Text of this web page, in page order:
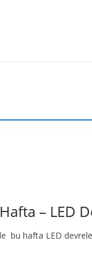
– LED
bu hafta LED